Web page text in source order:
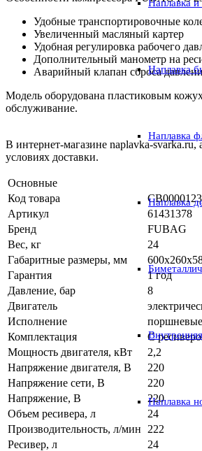
Наплавка и
Наплавка
Наплавка
Наплавка
Наплавка
Удобные транспортировочные
Увеличенный масляный картер
Удобная регулировка рабочего
Дополнительный манометр на
Аварийный клапан сброса
Модель оборудована пластиковым
обслуживание.
В интернет-магазине naplavka-
условиях доставки.
Основные
Код товара
Артикул
61431378
Бренд
FUBAG
Вес, кг
24
Габаритные размеры, мм
Гарантия
1 год
Давление, бар
8
Двигатель
Исполнение
поршневые
Комплектация
С
Мощность двигателя, кВт
2,2
Напряжение двигателя, В
220
Напряжение сети, В
220
Напряжение, В
220
Объем ресивера, л
24
Производительность, л/мин
222
Ресивер, л
24